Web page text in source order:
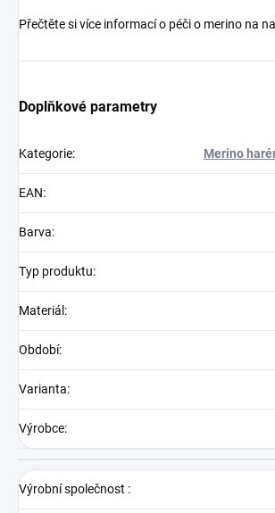
Přečtěte si více informací o péči o merino na
Doplňkové parametry
Kategorie: Merino
EAN:
Barva:
Typ produktu:
Materiál :
Období:
Varianta:
Výrobce:
Výrobní společnost :